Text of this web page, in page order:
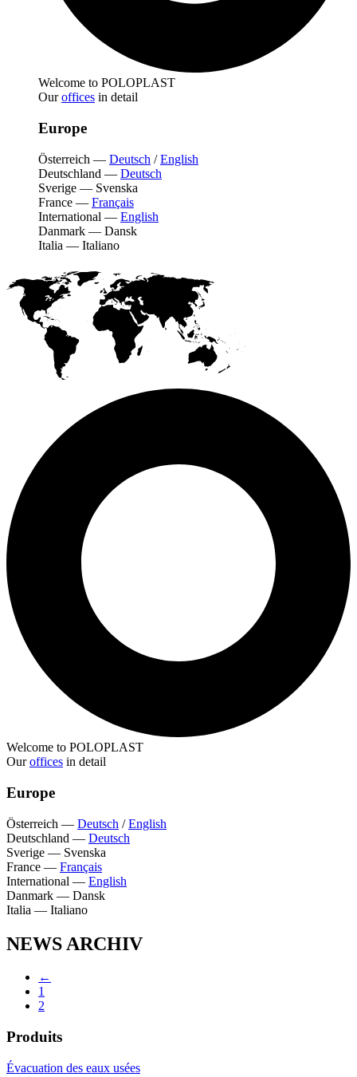
Welcome to POLOPLAST
Ouroffices in detail
Europe
Österreich — Deutsch /English
Deutschland — Deutsch
Sverige — Svenska
France — Français
International — English
Danmark — Dansk
Italia — Italiano
Welcome to POLOPLAST
Ouroffices in detail
Europe
Österreich — Deutsch /English
Deutschland — Deutsch
Sverige — Svenska
France — Français
International — English
Danmark — Dansk
Italia — Italiano
NEWS ARCHIV
←
1
2
Produits
Évacuation des eaux usées